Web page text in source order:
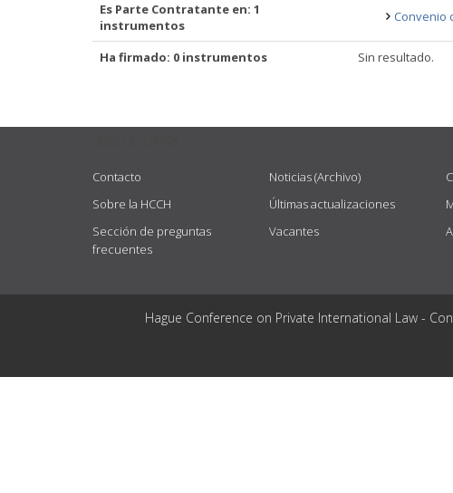
Es Parte Contratante en: 1
instrumentos
Convenio
Ha firmado: 0 instrumentos Sin resultado.
Contacto
Sobre la HCCH
Sección de preguntas
frecuentes
Noticias (Archivo)
Últimas actualizaciones
Vacantes
Hague Conference on Private International Law -